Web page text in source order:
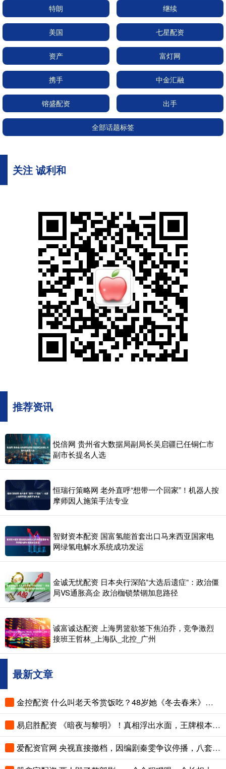
特朗 继续
美国 七星配资
资产 富灯网
携手 中金汇融
镕盛配资 出手
全部话题标签
关注 诚利和
推荐资讯
悦倍网 贵州省大数据局副局长吴启疆已任铜仁市
副市长提名人选
恒瑞行策略网 老外直呼“想带一个回家”！机器人按
摩师因人施策手法专业
智财资本配资 国富氢能首套出口马来西亚国家电
网绿氢电解水系统成功发运
金诚无忧配资 日本央行深陷“大选后遗症“：政治僵
局VS通胀高企 政治枷锁禁锢加息路径
诚富诚达配资 上海男篮欲签下焦泊乔，竞争激烈
接班王哲林_上海队_北控_广州
最新文章
金控配资 什么叫老天爷赏饭吃？48岁她《冬去春来》一出场主角靠边站
易启胜配资 《暗夜与黎明》！真相浮出水面，王牌根本不在郑兰亭手里
爱配资官网 央视直接撤档，因编剧秦雯争议停播，八套《爱情没有神话》终于又开播了！去年11月本来就要播，整整拖了半年才开播